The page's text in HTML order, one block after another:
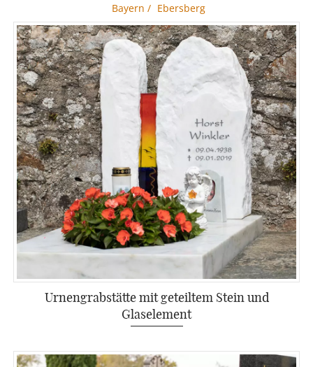
Bayern / Ebersberg
Urnengrabstätte mit geteiltem Stein und
Glaselement